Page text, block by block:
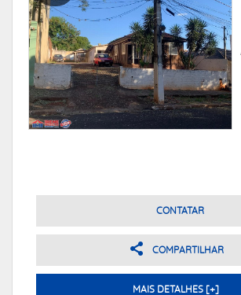
CONTATAR
COMPARTILHAR
MAIS DETALHES [+]